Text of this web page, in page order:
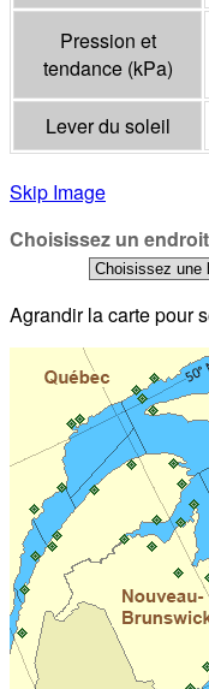
Pression et
tendance (kPa)
Lever du soleil
Skip Image
Choisissez un
Agrandir la carte pour